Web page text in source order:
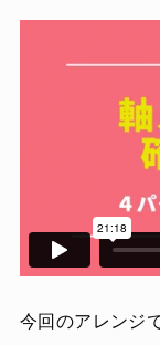
今回のアレンジ